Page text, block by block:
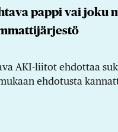
pappi vai joku
AKI-liitot ehdottaa
ehdotusta